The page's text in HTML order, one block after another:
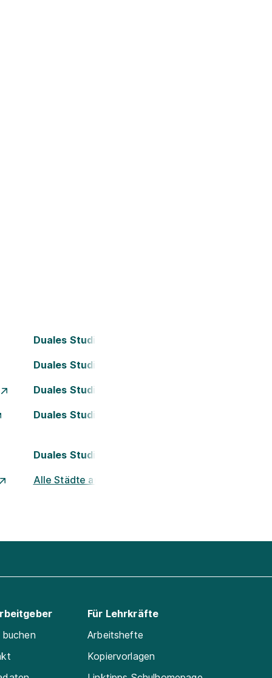
Duales Studium Bielefeld
Duales Studium Darmstadt
Duales Studium Essen
Duales Studium Kassel
Duales Studium Nürnberg
Alle Städte ansehen
Für Lehrkräfte
Arbeitshefte
Kopiervorlagen